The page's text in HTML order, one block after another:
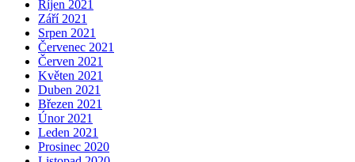
Říjen 2021
Září 2021
Srpen 2021
Červenec 2021
Červen 2021
Květen 2021
Duben 2021
Březen 2021
Únor 2021
Leden 2021
Prosinec 2020